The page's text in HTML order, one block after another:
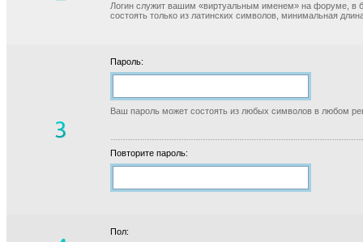
Логин служит вашим «виртуальным именем» на форуме, в
состоять только из латинских символов, минимальная
Пароль:
Ваш пароль может состоять из любых символов в любом
Повторите пароль:
Пол: